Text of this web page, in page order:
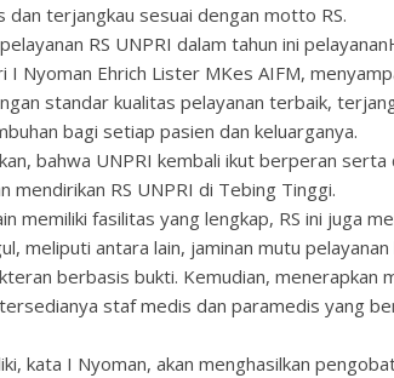
dan terjangkau sesuai dengan motto RS.
RS UNPRI dalam tahun ini
Nyoman Ehrich Lister MKes AIFM,
standar kualitas pelayanan terbaik,
bagi setiap pasien dan keluarganya.
bahwa UNPRI kembali ikut berperan
mendirikan RS UNPRI di Tebing Tinggi.
memiliki fasilitas yang lengkap, RS ini juga
meliputi antara lain, jaminan mutu
berbasis bukti. Kemudian, menerapkan
staf medis dan paramedis yang
kata I Nyoman, akan menghasilkan